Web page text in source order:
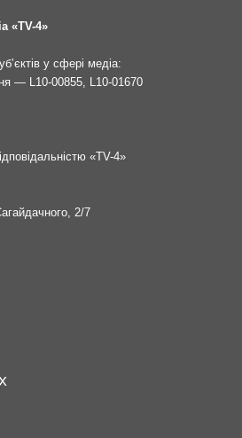
«TV-4»
у сфері медіа:
— L10-00855, L10-01670
«TV-4»
2/7